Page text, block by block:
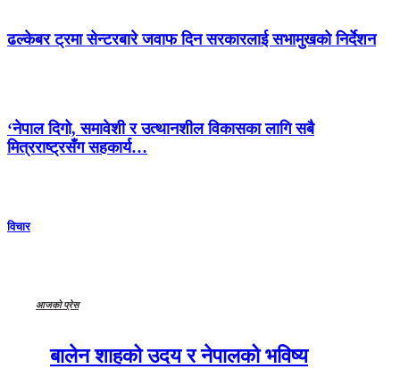
ढल्केबर ट्रमा सेन्टरबारे जवाफ दिन सरकारलाई सभामुखको निर्देशन
‘नेपाल दिगो, समावेशी र उत्थानशील विकासका लागि सबै
मित्रराष्ट्रसँग सहकार्य…
विचार
आजको प्रेस
बालेन शाहको उदय र नेपालको भविष्य